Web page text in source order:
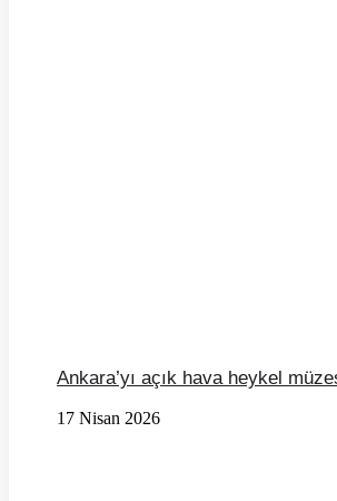
Ankara’yı açık hava heykel
17 Nisan 2026